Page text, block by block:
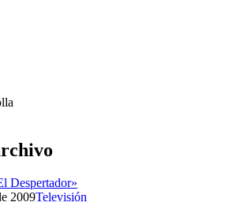
Despertador»
2009Televisión